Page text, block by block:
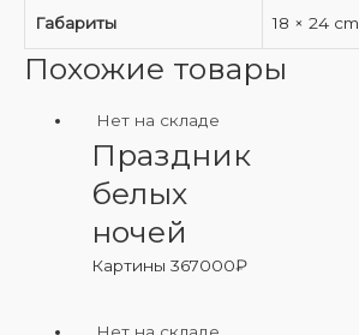
Габариты 18 × 24 cm
Похожие товары
Нет на складе
Праздник
белых
ночей
Картины367000₽
Нет на складе